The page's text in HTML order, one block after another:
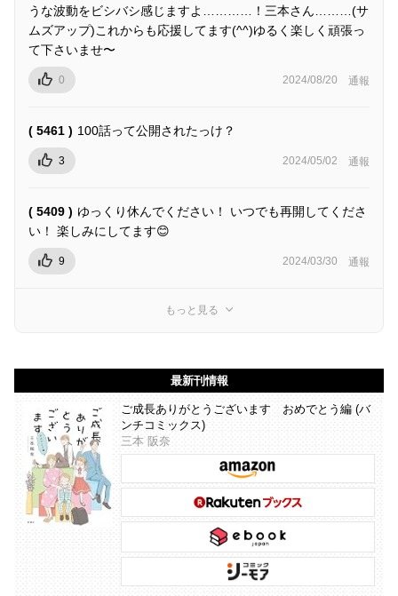
うな波動をビシバシ感じますよ…………！三本さん………(サ
ムズアップ)これからも応援してます(^^)ゆるく楽しく頑張っ
て下さいませ〜
0 2024/08/20 通報
( 5461 ) 100話って公開されたっけ？
3 2024/05/02 通報
( 5409 ) ゆっくり休んでください！ いつでも再開してくださ
い！ 楽しみにしてます😊
9 2024/03/30 通報
もっと見る
最新刊情報
ご成長ありがとうございます おめでとう編 (バ
ンチコミックス)
三本 阪奈